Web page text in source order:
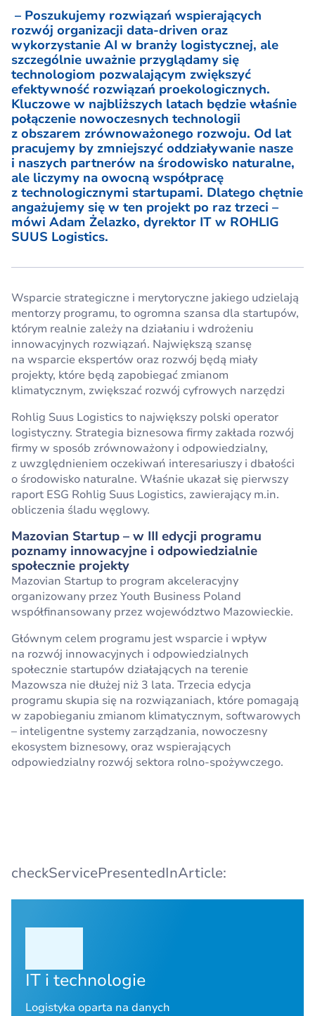
– Poszukujemy rozwiązań wspierających
rozwój organizacji data-driven oraz
wykorzystanie AI w branży logistycznej, ale
szczególnie uważnie przyglądamy się
technologiom pozwalającym zwiększyć
efektywność rozwiązań proekologicznych.
Kluczowe w najbliższych latach będzie właśnie
połączenie nowoczesnych technologii
z obszarem zrównoważonego rozwoju. Od lat
pracujemy by zmniejszyć oddziaływanie nasze
i naszych partnerów na środowisko naturalne,
ale liczymy na owocną współpracę
z technologicznymi startupami. Dlatego chętnie
angażujemy się w ten projekt po raz trzeci –
mówi Adam Żelazko, dyrektor IT w ROHLIG
SUUS Logistics.
Wsparcie strategiczne i merytoryczne jakiego udzielają
mentorzy programu, to ogromna szansa dla startupów,
którym realnie zależy na działaniu i wdrożeniu
innowacyjnych rozwiązań. Największą szansę
na wsparcie ekspertów oraz rozwój będą miały
projekty, które będą zapobiegać zmianom
klimatycznym, zwiększać rozwój cyfrowych narzędzi
Rohlig Suus Logistics to największy polski operator
logistyczny. Strategia biznesowa firmy zakłada rozwój
firmy w sposób zrównoważony i odpowiedzialny,
z uwzględnieniem oczekiwań interesariuszy i dbałości
o środowisko naturalne. Właśnie ukazał się pierwszy
raport ESG Rohlig Suus Logistics, zawierający m.in.
obliczenia śladu węglowy.
Mazovian Startup – w III edycji programu
poznamy innowacyjne i odpowiedzialnie
społecznie projekty
Mazovian Startup to program akceleracyjny
organizowany przez Youth Business Poland
współfinansowany przez województwo Mazowieckie.
Głównym celem programu jest wsparcie i wpływ
na rozwój innowacyjnych i odpowiedzialnych
społecznie startupów działających na terenie
Mazowsza nie dłużej niż 3 lata. Trzecia edycja
programu skupia się na rozwiązaniach, które pomagają
w zapobieganiu zmianom klimatycznym, softwarowych
– inteligentne systemy zarządzania, nowoczesny
ekosystem biznesowy, oraz wspierających
odpowiedzialny rozwój sektora rolno-spożywczego.
checkServicePresentedInArticle:
IT i technologie
Logistyka oparta na danych